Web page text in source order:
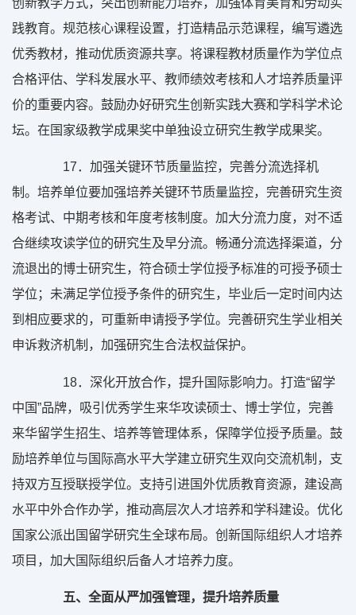
践教育。规范核心课程设置，打造精品示范课程，编写遴选
优秀教材，推动优质资源共享。将课程教材质量作为学位点
合格评估、学科发展水平、教师绩效考核和人才培养质量评
价的重要内容。鼓励办好研究生创新实践大赛和学科学术论
坛。在国家级教学成果奖中单独设立研究生教学成果奖。
17 ．加强关键环节质量监控，完善分流选择机
制。培养单位要加强培养关键环节质量监控，完善研究生资
格考试、中期考核和年度考核制度。加大分流力度，对不适
合继续攻读学位的研究生及早分流。畅通分流选择渠道，分
流退出的博士研究生，符合硕士学位授予标准的可授予硕士
学位；未满足学位授予条件的研究生，毕业后一定时间内达
到相应要求的，可重新申请授予学位。完善研究生学业相关
申诉救济机制，加强研究生合法权益保护。
18．深化开放合作，提升国际影响力。打造“留学
中国”品牌，吸引优秀学生来华攻读硕士、博士学位，完善
来华留学生招生、培养等管理体系，保障学位授予质量。鼓
励培养单位与国际高水平大学建立研究生双向交流机制，支
持双方互授联授学位。支持引进国外优质教育资源，建设高
水平中外合作办学，推动高层次人才培养和学科建设。优化
国家公派出国留学研究生全球布局。创新国际组织人才培养
项目，加大国际组织后备人才培养力度。
五、全面从严加强管理，提升培养质量